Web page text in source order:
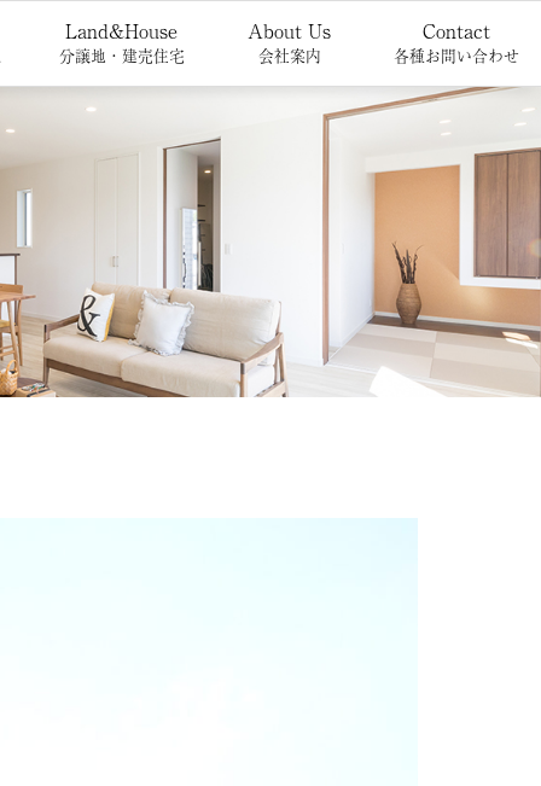
Land&House
分譲地・建売住宅
About Us
会社案内
Contact
各種お問い合わせ